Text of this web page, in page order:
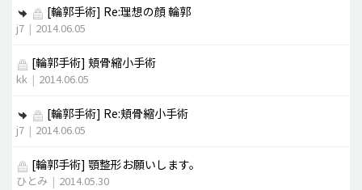
[輪郭手術] Re:理想の顔 輪郭
j7 | 2014.06.05
[輪郭手術] 頬骨縮小手術
kk | 2014.06.05
[輪郭手術] Re:頬骨縮小手術
j7 | 2014.06.05
[輪郭手術] 顎整形お願いします。
ひとみ | 2014.05.30